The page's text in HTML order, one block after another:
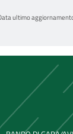
ultimo